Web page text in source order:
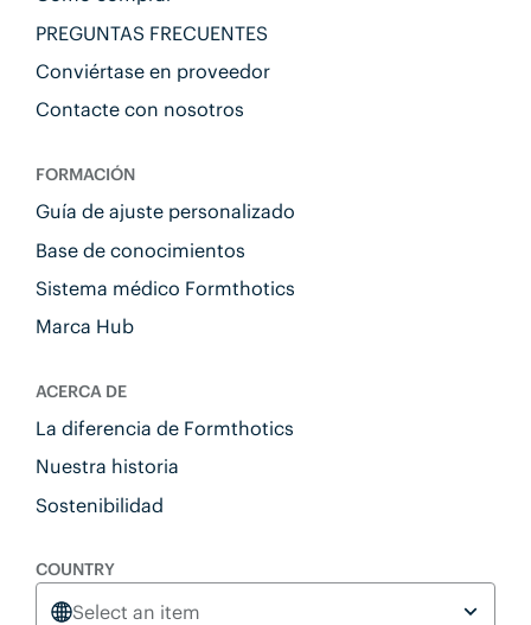
PREGUNTAS FRECUENTES
Conviértase en proveedor
Contacte con nosotros
FORMACIÓN
Guía de ajuste personalizado
Base de conocimientos
Sistema médico Formthotics
Marca Hub
ACERCA DE
La diferencia de Formthotics
Nuestra historia
Sostenibilidad
COUNTRY
Select an item